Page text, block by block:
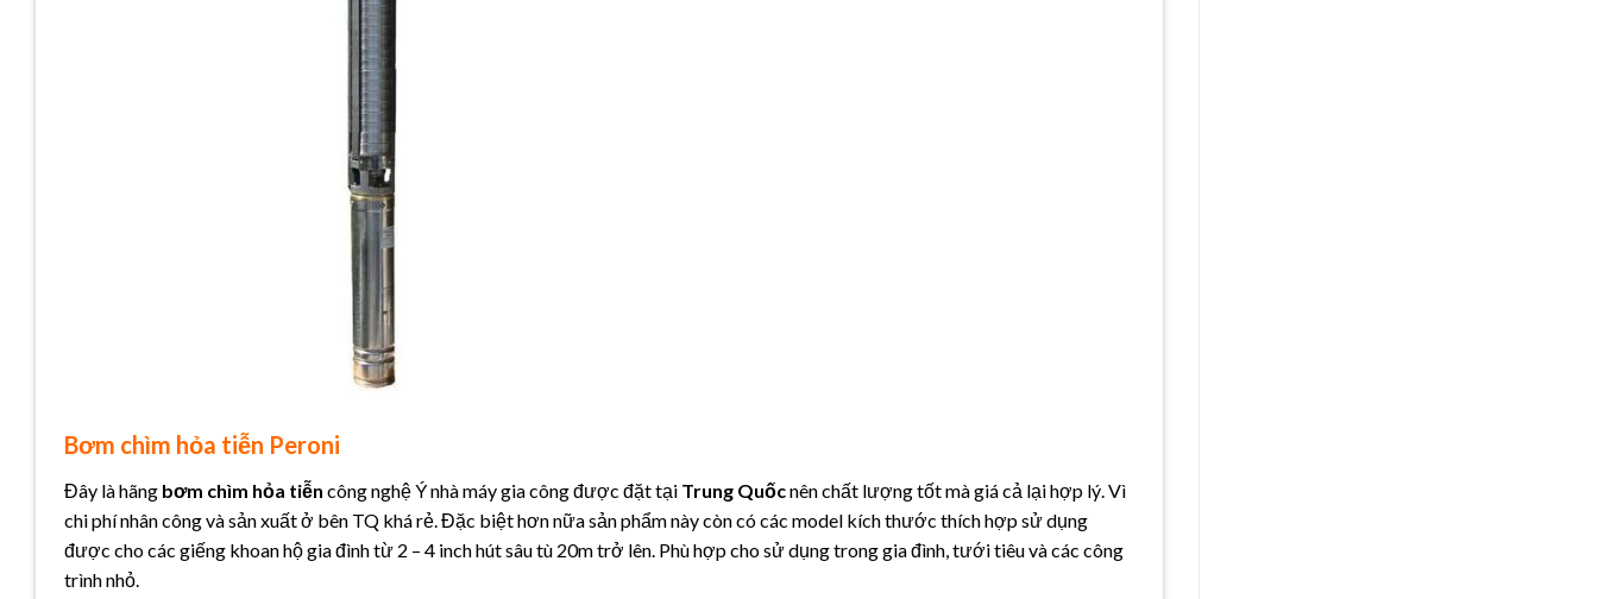
Bơm chìm hỏa tiễn Peroni
Đây là hãng bơm chìm hỏa tiễn công nghệ Ý nhà máy gia công được đặt tại Trung Quốcnên chất lượng tốt mà giá cả lại hợp lý. Vì
chi phí nhân công và sản xuất ở bên TQ khá rẻ. Đặc biệt hơn nữa sản phẩm này còn có các model kích thước thích hợp sử dụng
được cho các giếng khoan hộ gia đình từ 2 – 4 inch hút sâu tù 20m trở lên. Phù hợp cho sử dụng trong gia đình, tưới tiêu và các công
trình nhỏ.